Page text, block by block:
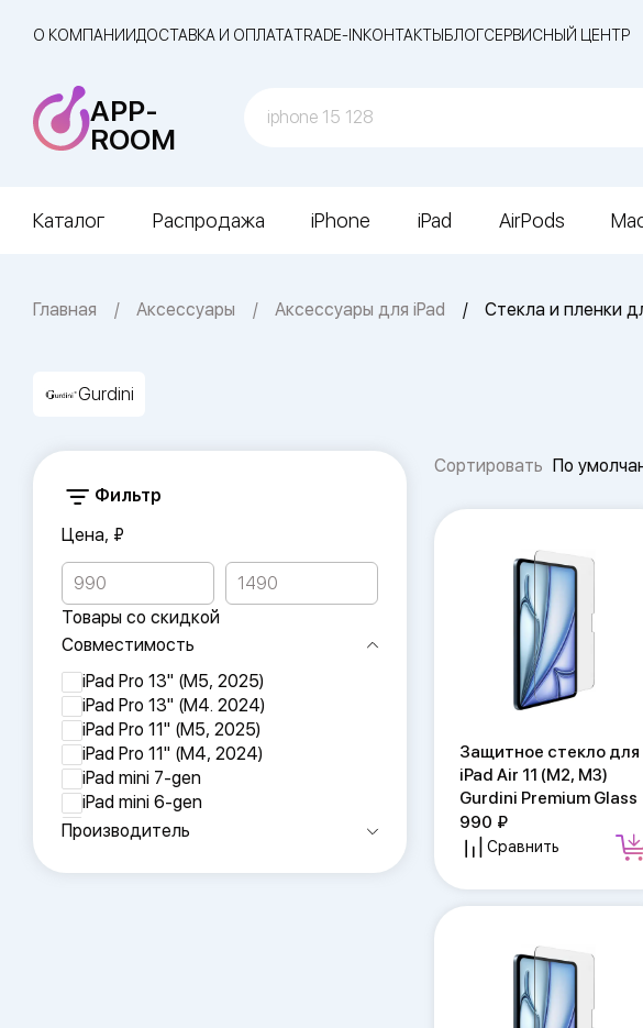
О КОМПАНИИДОСТАВКА И ОПЛАТАTRADE-INКОНТАКТЫБЛОГСЕРВИСНЫЙ ЦЕНТР
APP-
ROOM
Каталог Распродажа iPhone iPad AirPods
Главная Аксессуары Аксессуары для iPad Стекла и пленки
Gurdini
Фильтр
Цена, ₽
Товары со скидкой
Совместимость
iPad Pro 13" (M5, 2025)
iPad Pro 13" (M4. 2024)
iPad Pro 11" (M5, 2025)
iPad Pro 11" (M4, 2024)
iPad mini 7-gen
iPad mini 6-gen
iPad Air 13" M3
iPad Air 11" M3
Производитель
Сортировать По
Защитное стекло для
iPad Air 11 (M2, M3)
Gurdini Premium Glass
990
Сравнить